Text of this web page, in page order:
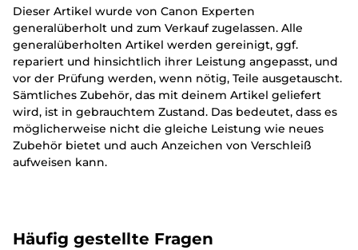
Dieser Artikel wurde von Canon Experten
generalüberholt und zum Verkauf zugelassen. Alle
generalüberholten Artikel werden gereinigt, ggf.
repariert und hinsichtlich ihrer Leistung angepasst, und
vor der Prüfung werden, wenn nötig, Teile ausgetauscht.
Sämtliches Zubehör, das mit deinem Artikel geliefert
wird, ist in gebrauchtem Zustand. Das bedeutet, dass es
möglicherweise nicht die gleiche Leistung wie neues
Zubehör bietet und auch Anzeichen von Verschleiß
aufweisen kann.
Häufig gestellte Fragen